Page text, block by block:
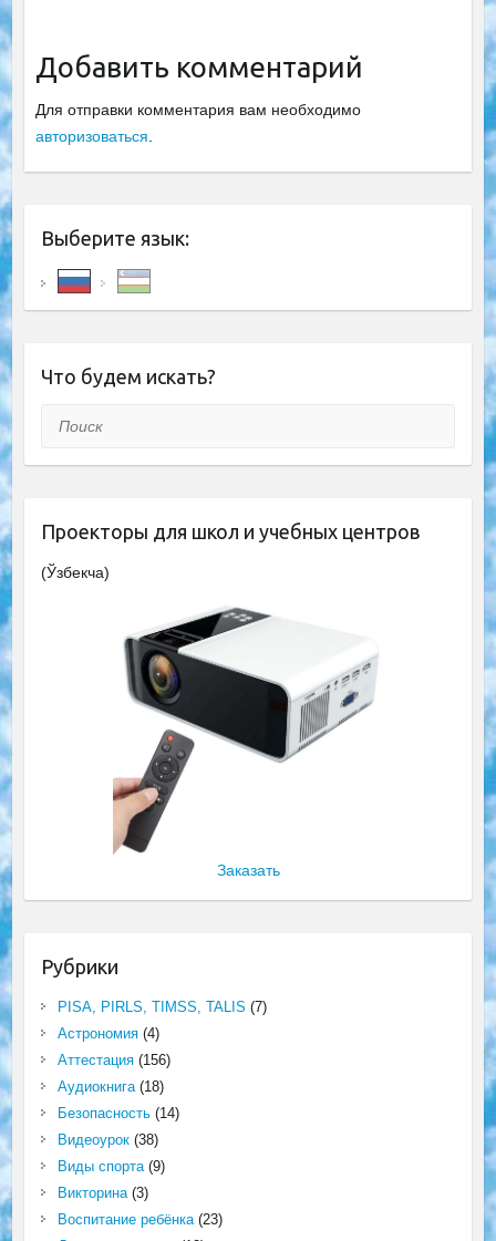
Добавить комментарий
Для отправки комментария вам необходимо
авторизоваться.
Выберите язык:
Что будем искать?
Поиск
Проекторы для школ и учебных центров
(Ўзбекча)
Заказать
Рубрики
PISA, PIRLS, TIMSS, TALIS (7)
Астрономия(4)
Аттестация(156)
Аудиокнига(18)
Безопасность(14)
Видеоурок(38)
Виды спорта(9)
Викторина(3)
Воспитание ребёнка(23)